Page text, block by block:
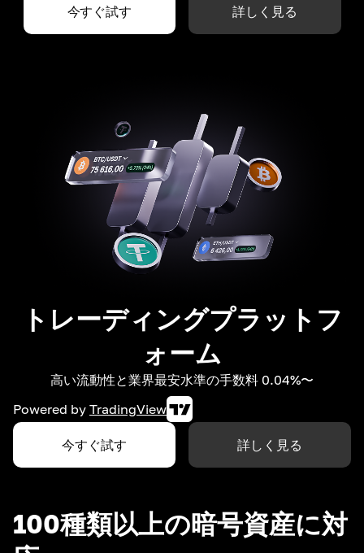
今すぐ試す 詳しく見る
トレーディングプラットフ
ォーム
高い流動性と業界最安水準の手数料 0.04%〜
Powered by TradingView
今すぐ試す 詳しく見る
100種類以上の暗号資産に対